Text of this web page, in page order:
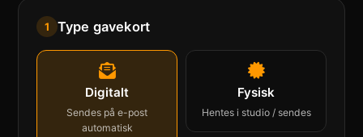
1 Type gavekort
Digitalt
Sendes på e-post
automatisk
Fysisk
Hentes i studio / sendes